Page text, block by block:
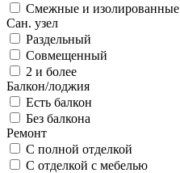
Смежные и изолированные
Сан. узел
Раздельный
Совмещенный
2 и более
Балкон/лоджия
Есть балкон
Без балкона
Ремонт
С полной отделкой
С отделкой с мебелью